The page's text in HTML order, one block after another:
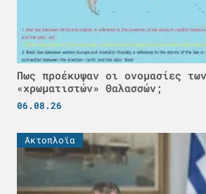
Πως προέκυψαν οι ονομασίες
«χρωματιστών» Θαλασσών;
06.08.26
Ακτοπλοϊα